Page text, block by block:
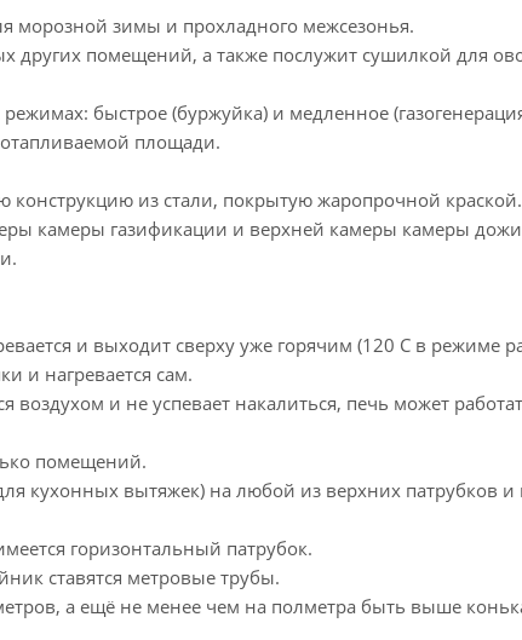
морозной зимы и прохладного межсезонья.
других помещений, а также послужит сушилкой для
быстрое (буржуйка) и медленное
площади.
конструкцию из стали, покрытую жаропрочной краской.
камеры газификации и верхней камеры камеры
и выходит сверху уже горячим (120 С в режиме
и нагревается сам.
воздухом и не успевает накалиться, печь может
помещений.
кухонных вытяжек) на любой из верхних патрубков
горизонтальный патрубок.
ставятся метровые трубы.
а ещё не менее чем на полметра быть выше